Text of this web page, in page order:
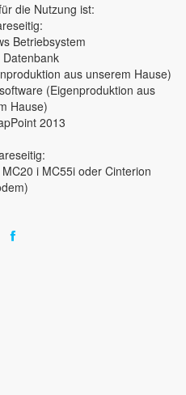
die Nutzung ist:
Betriebsystem
Datenbank
aus unserem Hause)
(Eigenproduktion aus
Hause)
2013
i MC55i oder Cinterion